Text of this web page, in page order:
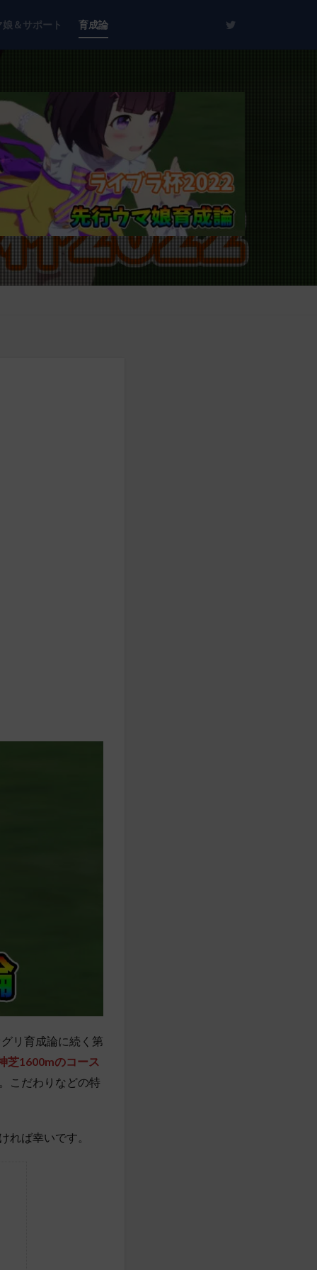
娘＆サポート 育成論
リ育成論に続く第
芝1600mのコース
こだわりなどの特
れば幸いです。